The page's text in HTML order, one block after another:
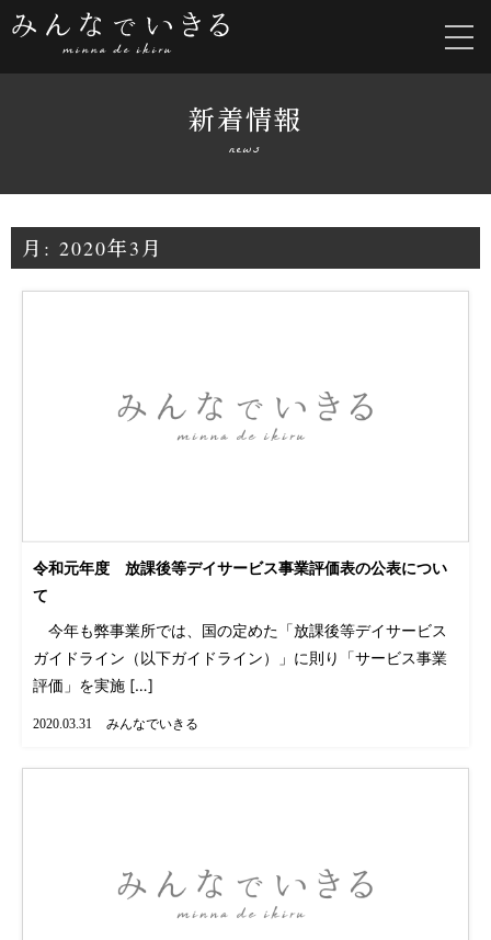
新着情報
news
月: 2020年3月
令和元年度 放課後等デイサービス事業評価表の公表につい
て
今年も弊事業所では、国の定めた「放課後等デイサービス
ガイドライン（以下ガイドライン）」に則り「サービス事業
評価」を実施 […]
2020.03.31 みんなでいきる